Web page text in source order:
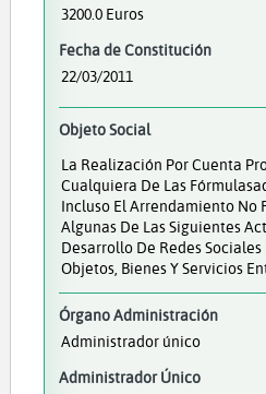
3200.0 Euros
Fecha de Constitución
22/03/2011
Objeto Social
La Realización Por Cuenta
Cualquiera De Las
Incluso El Arrendamiento No
Algunas De Las Siguientes
Desarrollo De Redes
Objetos, Bienes Y Servicios
Órgano Administración
Administrador único
Administrador Único